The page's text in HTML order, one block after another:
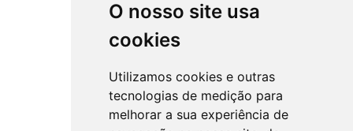
O nosso site usa
cookies
Utilizamos cookies e outras
tecnologias de medição para
melhorar a sua experiência de